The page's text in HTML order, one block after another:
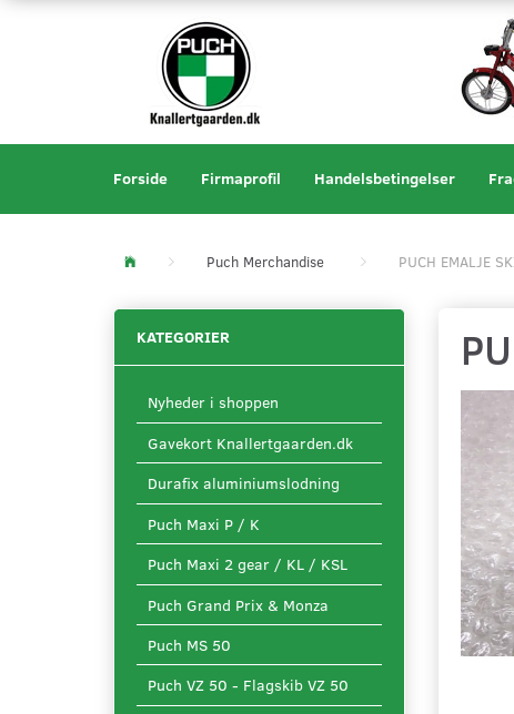
Forside Firmaprofil Handelsbetingelser
Puch Merchandise PUCH EMALJE
KATEGORIER
Nyheder i shoppen
Gavekort Knallertgaarden.dk
Durafix aluminiumslodning
Puch Maxi P / K
Puch Maxi 2 gear / KL / KSL
Puch Grand Prix & Monza
Puch MS 50
Puch VZ 50 - Flagskib VZ 50